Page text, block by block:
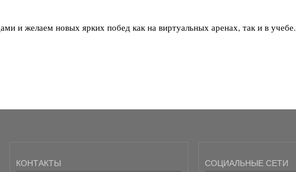
и желаем новых ярких побед как на виртуальных аренах, так и в учебе.
КОНТАКТЫ СОЦИАЛЬНЫЕ СЕТИ